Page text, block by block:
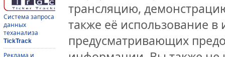
Система запроса
данных
теханализа
TickTrack
Реклама и
трансляцию,
также её использование
предусматривающих